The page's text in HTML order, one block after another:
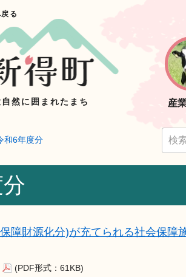
る
自然に囲まれたまち 産
和6年度分
障財源化分)が充てられる社会保障
(PDF形式：61KB)